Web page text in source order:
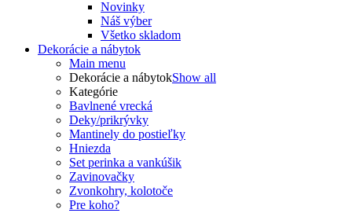
Novinky
Náš výber
Všetko skladom
Dekorácie a nábytok
Main menu
Dekorácie a nábytokShow all
Kategórie
Bavlnené vrecká
Deky/prikrývky
Mantinely do postieľky
Hniezda
Set perinka a vankúšik
Zavinovačky
Zvonkohry, kolotoče
Pre koho?